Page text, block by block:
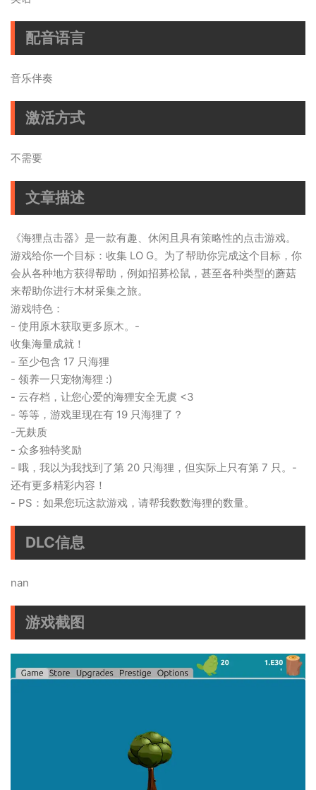
配音语言
音乐伴奏
激活方式
不需要
文章描述
《海狸点击器》是一款有趣、休闲且具有策略性的点击游戏。
游戏给你一个目标：收集 LO G。为了帮助你完成这个目标，你
会从各种地方获得帮助，例如招募松鼠，甚至各种类型的蘑菇
来帮助你进行木材采集之旅。
游戏特色：
- 使用原木获取更多原木。-
收集海量成就！
- 至少包含 17 只海狸
- 领养一只宠物海狸 :)
- 云存档，让您心爱的海狸安全无虞 <3
- 等等，游戏里现在有 19 只海狸了？
-无麸质
- 众多独特奖励
- 哦，我以为我找到了第 20 只海狸，但实际上只有第 7 只。-
还有更多精彩内容！
- PS：如果您玩这款游戏，请帮我数数海狸的数量。
DLC信息
nan
游戏截图